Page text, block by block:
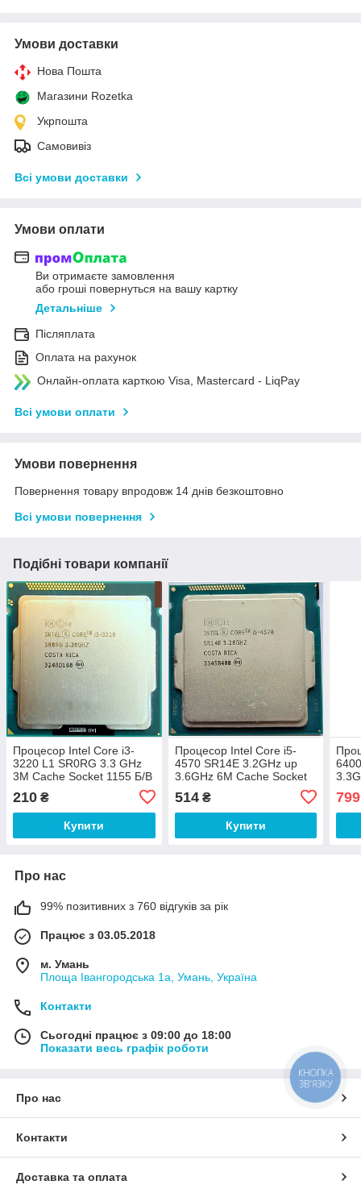
Умови доставки
Нова Пошта
Магазини Rozetka
Укрпошта
Самовивіз
Всі умови доставки
Умови оплати
Ви отримаєте замовлення
або гроші повернуться на вашу картку
Детальніше
Післяплата
Оплата на рахунок
Онлайн-оплата карткою Visa, Mastercard - LiqPay
Всі умови оплати
Умови повернення
Повернення товару впродовж 14 днів безкоштовно
Всі умови повернення
Подібні товари компанії
Процесор Intel Core i3-
3220 L1 SR0RG 3.3 GHz
3M Cache Socket 1155 Б/В
210 ₴
Купити
Процесор Intel Core i5-
4570 SR14E 3.2GHz up
3.6GHz 6M Cache Socket
514₴
Купити
799
Про нас
99% позитивних з 760 відгуків за рік
Працює з 03.05.2018
м. Умань
Площа Івангородська 1а, Умань, Україна
Контакти
Сьогодні працює з 09:00 до 18:00
Показати весь графік роботи
Про нас
Контакти
Доставка та оплата
КНОПКА
ЗВ'ЯЗКУ